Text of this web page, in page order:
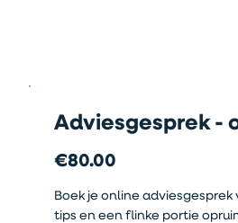
Adviesgesprek -
€80.00
Boek je online adviesgesprek
tips en een flinke portie